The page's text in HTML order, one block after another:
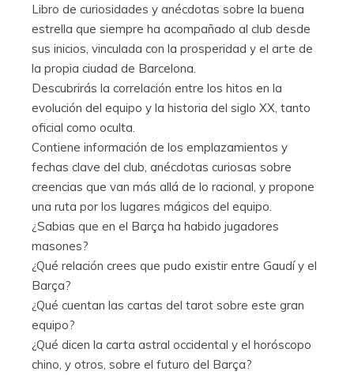
Libro de curiosidades y anécdotas sobre la buena
estrella que siempre ha acompañado al club desde
sus inicios, vinculada con la prosperidad y el arte de
la propia ciudad de Barcelona.
Descubrirás la correlación entre los hitos en la
evolución del equipo y la historia del siglo XX, tanto
oficial como oculta.
Contiene información de los emplazamientos y
fechas clave del club, anécdotas curiosas sobre
creencias que van más allá de lo racional, y propone
una ruta por los lugares mágicos del equipo.
¿Sabias que en el Barça ha habido jugadores
masones?
¿Qué relación crees que pudo existir entre Gaudí y el
Barça?
¿Qué cuentan las cartas del tarot sobre este gran
equipo?
¿Qué dicen la carta astral occidental y el horóscopo
chino, y otros, sobre el futuro del Barça?